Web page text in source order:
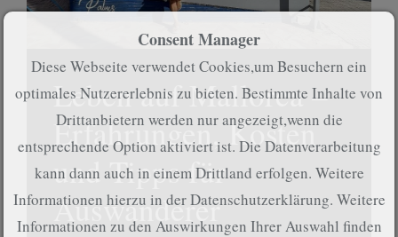
Leben auf Mallorca –
Erfahrungen, Kosten
und Tipps für
Auswanderer
Consent Manager
Diese Webseite verwendet Cookies,um Besuchern ein
optimales Nutzererlebnis zu bieten. Bestimmte Inhalte von
Drittanbietern werden nur angezeigt,wenn die
entsprechende Option aktiviert ist. Die Datenverarbeitung
kann dann auch in einem Drittland erfolgen. Weitere
Informationen hierzu in der Datenschutzerklärung. Weitere
Informationen zu den Auswirkungen Ihrer Auswahl finden